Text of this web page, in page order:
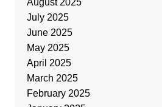
July 2025
June 2025
May 2025
April 2025
March 2025
February 2025